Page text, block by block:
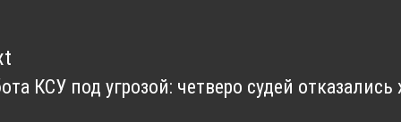
КСУ под угрозой: четверо судей